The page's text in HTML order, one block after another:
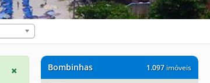
1.097imóveis
Bombinhas